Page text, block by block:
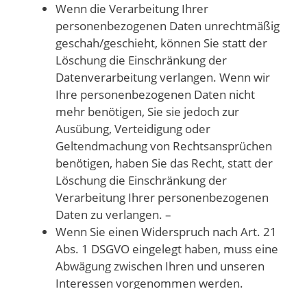
Wenn die Verarbeitung Ihrer
personenbezogenen Daten unrechtmäßig
geschah/geschieht, können Sie statt der
Löschung die Einschränkung der
Datenverarbeitung verlangen. Wenn wir
Ihre personenbezogenen Daten nicht
mehr benötigen, Sie sie jedoch zur
Ausübung, Verteidigung oder
Geltendmachung von Rechtsansprüchen
benötigen, haben Sie das Recht, statt der
Löschung die Einschränkung der
Verarbeitung Ihrer personenbezogenen
Daten zu verlangen. –
Wenn Sie einen Widerspruch nach Art. 21
Abs. 1 DSGVO eingelegt haben, muss eine
Abwägung zwischen Ihren und unseren
Interessen vorgenommen werden.